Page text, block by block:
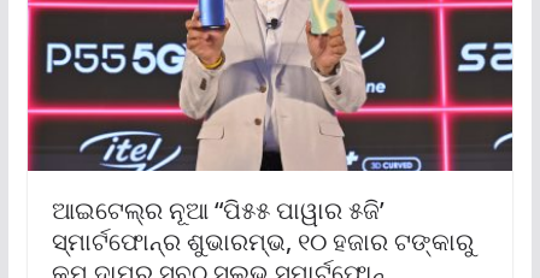
ଆଇଟେଲ୍‌ର ନୂଆ “ପି୫୫ ପାୱାର ୫ଜି’
ସ୍ମାର୍ଟଫୋନ୍‌ର ଶୁଭାରମ୍ଭ, ୧୦ ହଜାର ଟଙ୍କାରୁ